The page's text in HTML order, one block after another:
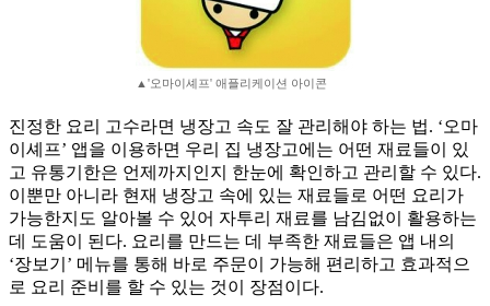
▲'오마이셰프' 애플리케이션 아이콘
진정한 요리 고수라면 냉장고 속도 잘 관리해야 하는 법. ‘오마
이셰프’ 앱을 이용하면 우리 집 냉장고에는 어떤 재료들이 있
고 유통기한은 언제까지인지 한눈에 확인하고 관리할 수 있다.
이뿐만 아니라 현재 냉장고 속에 있는 재료들로 어떤 요리가
가능한지도 알아볼 수 있어 자투리 재료를 남김없이 활용하는
데 도움이 된다. 요리를 만드는 데 부족한 재료들은 앱 내의
‘장보기’ 메뉴를 통해 바로 주문이 가능해 편리하고 효과적으
로 요리 준비를 할 수 있는 것이 장점이다.